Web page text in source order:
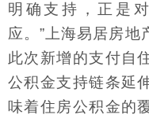
明确支持，正是
应。”上海易居房地
此次新增的支付自
公积金支持链条延
味着住房公积金的